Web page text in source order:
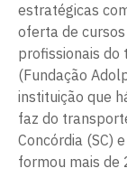
estratégicas
oferta de
profissionais do
(Fundação
instituição que
faz do
Concórdia (SC)
formou mais de